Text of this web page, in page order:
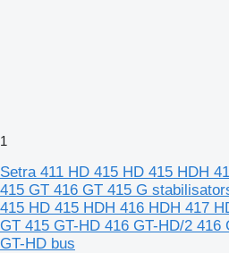
1
Setra 411 HD 415 HD 415 HDH
415 GT 416 GT 415 G
415 HD 415 HDH 416 HDH 417
GT 415 GT-HD 416 GT-HD/2 416
GT-HD bus